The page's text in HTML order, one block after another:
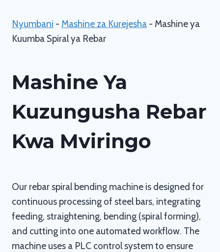
Nyumbani - Mashine za Kurejesha - Mashine ya
Kuumba Spiral ya Rebar
Mashine Ya
Kuzungusha Rebar
Kwa Mviringo
Our rebar spiral bending machine is designed for
continuous processing of steel bars, integrating
feeding, straightening, bending (spiral forming),
and cutting into one automated workflow. The
machine uses a PLC control system to ensure